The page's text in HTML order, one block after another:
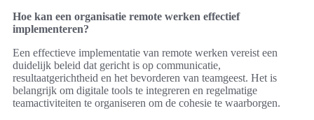
Hoe kan een organisatie remote werken effectief
implementeren?
Een effectieve implementatie van remote werken vereist een
duidelijk beleid dat gericht is op communicatie,
resultaatgerichtheid en het bevorderen van teamgeest. Het is
belangrijk om digitale tools te integreren en regelmatige
teamactiviteiten te organiseren om de cohesie te waarborgen.